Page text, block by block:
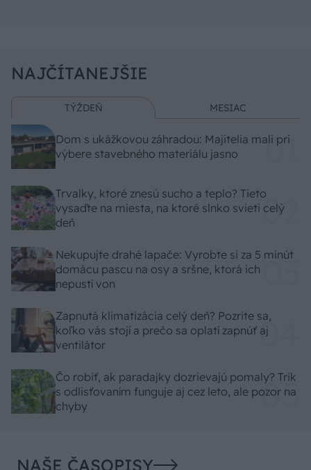
NAJČÍTANEJŠIE
TÝŽDEŇ MESIAC
Dom s ukážkovou záhradou: Majitelia mali pri
výbere stavebného materiálu jasno
Trvalky, ktoré znesú sucho a teplo? Tieto
vysaďte na miesta, na ktoré slnko svieti celý
deň
Nekupujte drahé lapače: Vyrobte si za 5 minút
domácu pascu na osy a sršne, ktorá ich
nepustí von
Zapnutá klimatizácia celý deň? Pozrite sa,
koľko vás stojí a prečo sa oplatí zapnúť aj
ventilátor
Čo robiť, ak paradajky dozrievajú pomaly? Trik
s odlisťovaním funguje aj cez leto, ale pozor na
chyby
NAŠE ČASOPISY